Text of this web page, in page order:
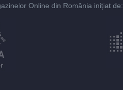
Online din România inițiat de: